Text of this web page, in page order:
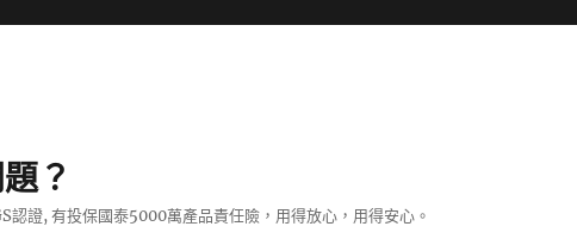
？
認證, 有投保國泰5000萬產品責任險，用得放心，用得安心。